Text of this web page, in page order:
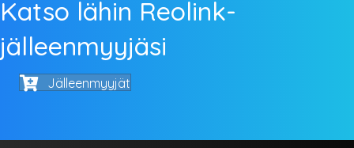
Katso lähin Reolink-
jälleenmyyjäsi
Jälleenmyyjät